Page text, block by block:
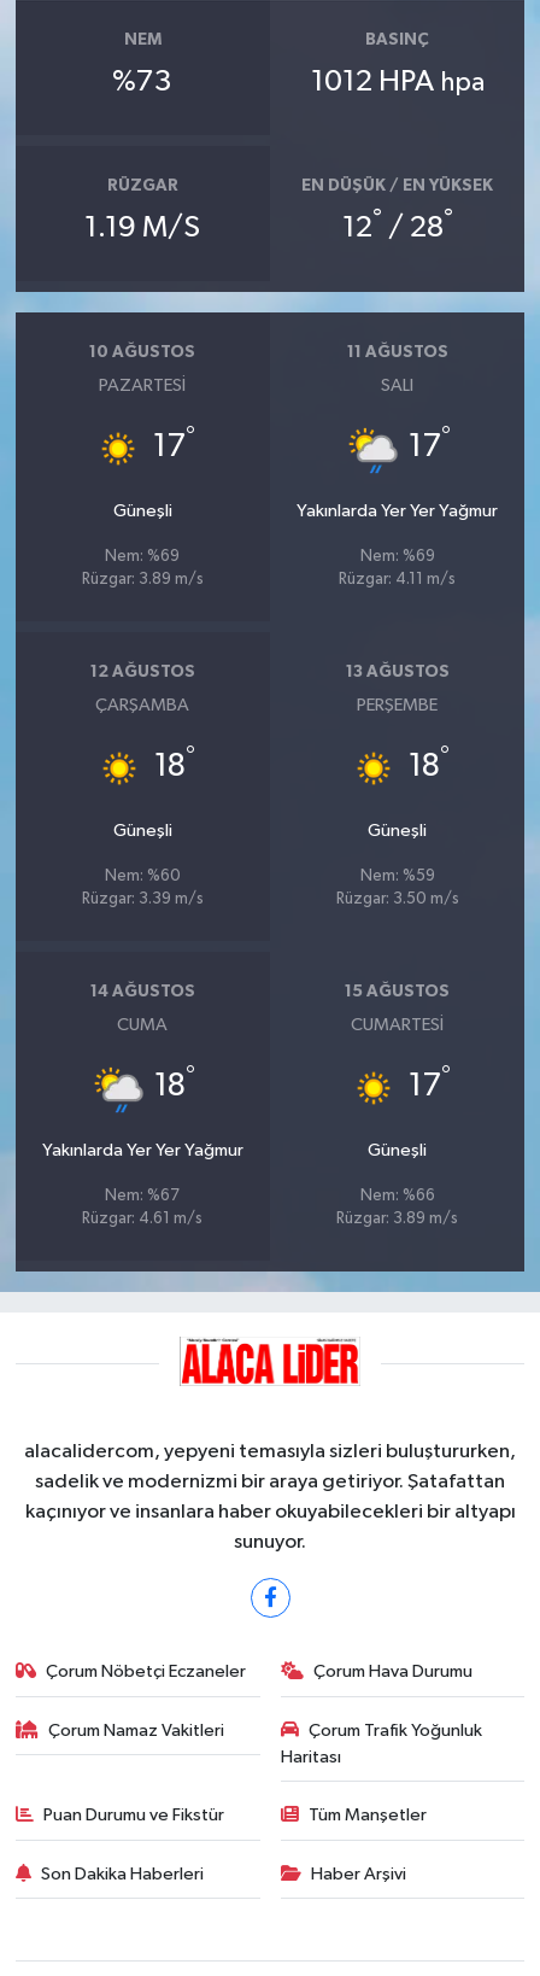
NEM
%73
BASINÇ
1012 HPA hpa
RÜZGAR
1.19 M/S
EN DÜŞÜK / EN YÜKSEK
12° / 28°
10 AĞUSTOS
PAZARTESI
17°
Güneşli
Nem: %69
Rüzgar: 3.89 m/s
11 AĞUSTOS
SALI
17°
Yakınlarda Yer Yer Yağmur
Nem: %69
Rüzgar: 4.11 m/s
12 AĞUSTOS
ÇARŞAMBA
18°
Güneşli
Nem: %60
Rüzgar: 3.39 m/s
13 AĞUSTOS
PERŞEMBE
18°
Güneşli
Nem: %59
Rüzgar: 3.50 m/s
14 AĞUSTOS
CUMA
18°
Yakınlarda Yer Yer Yağmur
Nem: %67
Rüzgar: 4.61 m/s
15 AĞUSTOS
CUMARTESI
17°
Güneşli
Nem: %66
Rüzgar: 3.89 m/s
alacalidercom, yepyeni temasıyla sizleri buluştururken,
sadelik ve modernizmi bir araya getiriyor. Şatafattan
kaçınıyor ve insanlara haber okuyabilecekleri bir altyapı
sunuyor.
Çorum Nöbetçi Eczaneler Çorum Hava Durumu
Çorum Namaz Vakitleri
Çorum Trafik Yoğunluk
Haritası
Puan Durumu ve Fikstür Tüm Manşetler
Son Dakika Haberleri Haber Arşivi